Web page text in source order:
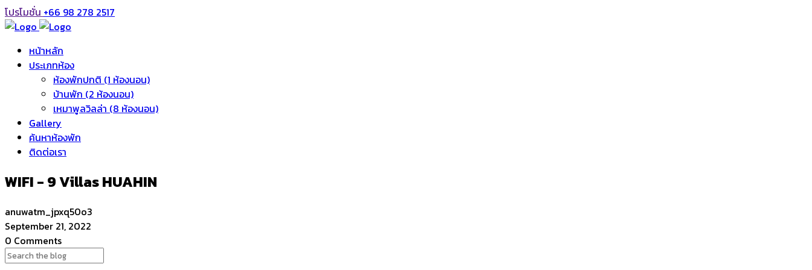
โปรโมชั่น +66 98 278 2517
หน้าหลัก
ประเภทห้อง
ห้องพักปกติ (1 ห้องนอน)
บ้านพัก (2 ห้องนอน)
เหมาพูลวิลล่า (8 ห้องนอน)
Gallery
ค้นหาห้องพัก
ติดต่อเรา
WIFI - 9 Villas HUAHIN
anuwatm_jpxq50o3
September 21, 2022
0 Comments